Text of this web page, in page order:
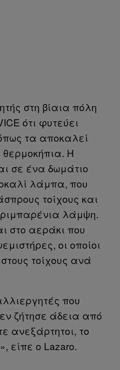
στη βίαια πόλη
ότι φυτεύει
τα αποκαλεί
θερμοκήπια. Η
σε ένα δωμάτιο
λάμπα, που
τοίχους και
λάμψη.
στο αεράκι που
οι οποίοι
τοίχους ανά
που
ζήτησε άδεια από
ανεξάρτητοι, το
είπε ο Lazaro.